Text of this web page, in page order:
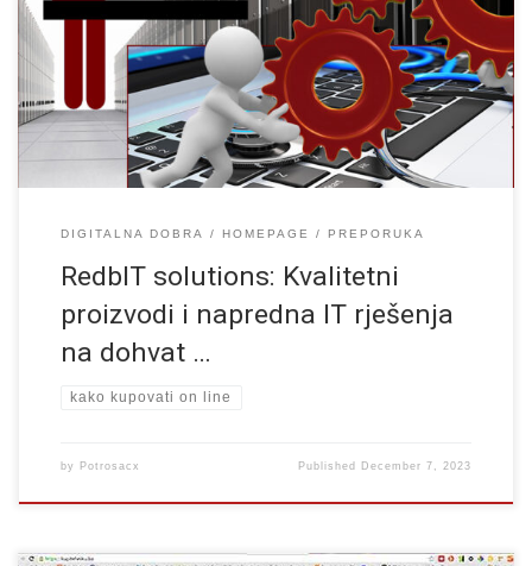
samo da pruža vrhunske proizvode putem svoje online trgovine
shop.redbit.ba, već i postavlja nove standarde u domenu IT
usluga i rješenja. Ovaj članak će istražiti kako RedbIT solutions
spoja kvalitetnu […]
DIGITALNA DOBRA HOMEPAGE PREPORUKA
RedbIT solutions: Kvalitetni
proizvodi i napredna IT rješenja
na dohvat …
kako kupovati on line
by Potrosacx Published December 7, 2023